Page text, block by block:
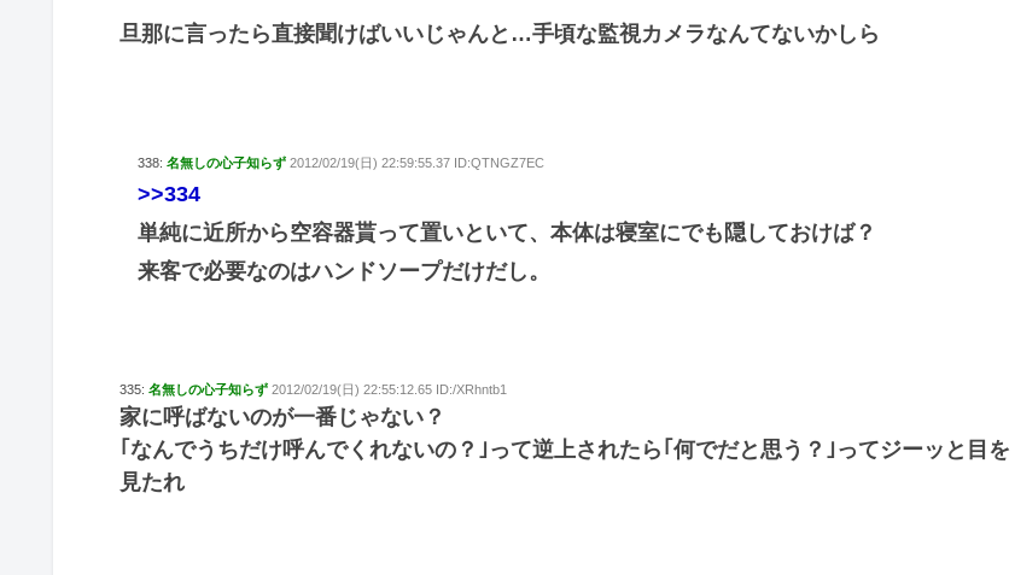
旦那に言ったら直接聞けばいいじゃんと…手頃な監視カメラなんてないかしら
338: 名無しの心子知らず 2012/02/19(日) 22:59:55.37 ID:QTNGZ7EC
>>334
単純に近所から空容器貰って置いといて、本体は寝室にでも隠しておけば？
来客で必要なのはハンドソープだけだし。
335: 名無しの心子知らず 2012/02/19(日) 22:55:12.65 ID:/XRhntb1
家に呼ばないのが一番じゃない？
｢なんでうちだけ呼んでくれないの？｣って逆上されたら｢何でだと思う？｣ってジーッと目を
見たれ